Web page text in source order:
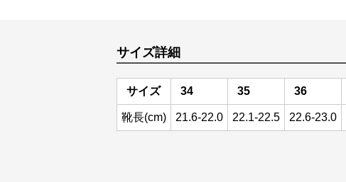
サイズ詳細
サイズ 34 35 36
靴長(cm) 21.6-22.0 22.1-22.5 22.6-23.0